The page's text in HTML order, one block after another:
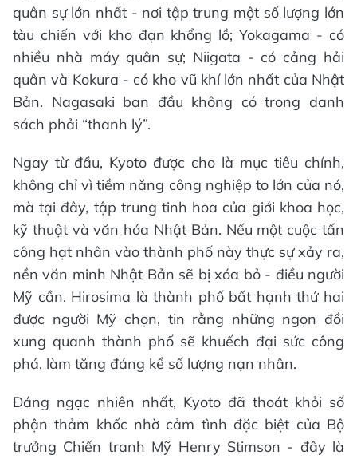
quân sự lớn nhất - nơi tập trung một số lượng lớn
tàu chiến với kho đạn khổng lồ; Yokagama - có
nhiều nhà máy quân sự; Niigata - có cảng hải
quân và Kokura - có kho vũ khí lớn nhất của Nhật
Bản. Nagasaki ban đầu không có trong danh
sách phải “thanh lý”.
Ngay từ đầu, Kyoto được cho là mục tiêu chính,
không chỉ vì tiềm năng công nghiệp to lớn của nó,
mà tại đây, tập trung tinh hoa của giới khoa học,
kỹ thuật và văn hóa Nhật Bản. Nếu một cuộc tấn
công hạt nhân vào thành phố này thực sự xảy ra,
nền văn minh Nhật Bản sẽ bị xóa bỏ - điều người
Mỹ cần. Hirosima là thành phố bất hạnh thứ hai
được người Mỹ chọn, tin rằng những ngọn đồi
xung quanh thành phố sẽ khuếch đại sức công
phá, làm tăng đáng kể số lượng nạn nhân.
Đáng ngạc nhiên nhất, Kyoto đã thoát khỏi số
phận thảm khốc nhờ cảm tình đặc biệt của Bộ
trưởng Chiến tranh Mỹ Henry Stimson - đây là